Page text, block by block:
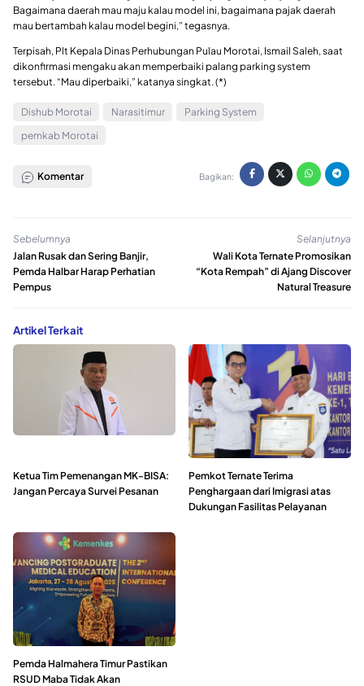
Bagaimana daerah mau maju kalau model ini, bagaimana pajak daerah
mau bertambah kalau model begini,” tegasnya.
Terpisah, Plt Kepala Dinas Perhubungan Pulau Morotai, Ismail Saleh, saat
dikonfirmasi mengaku akan memperbaiki palang parking system
tersebut. “Mau diperbaiki,” katanya singkat. (*)
Dishub Morotai Narasitimur
Parking System
pemkab Morotai
Komentar Bagikan:
Sebelumnya
Jalan Rusak dan Sering Banjir,
Pemda Halbar Harap Perhatian
Pempus
Selanjutnya
Wali Kota Ternate Promosikan
“Kota Rempah” di Ajang Discover
Natural Treasure
Artikel Terkait
Ketua Tim Pemenangan MK-BISA:
Jangan Percaya Survei Pesanan
Pemkot Ternate Terima
Penghargaan dari Imigrasi atas
Dukungan Fasilitas Pelayanan
Pemda Halmahera Timur Pastikan
RSUD Maba Tidak Akan